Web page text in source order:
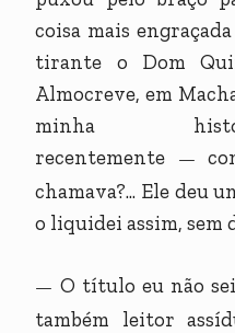
coisa mais
tirante o Dom
Almocreve, em
minha
recentemente
—
chamava?... Ele deu
o liquidei assim, sem
— O título eu não
também leitor